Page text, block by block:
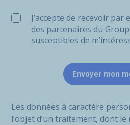
J’accepte de recevoir par
des partenaires du
susceptibles de
Les données à caractère
l’objet d’un traitement, dont